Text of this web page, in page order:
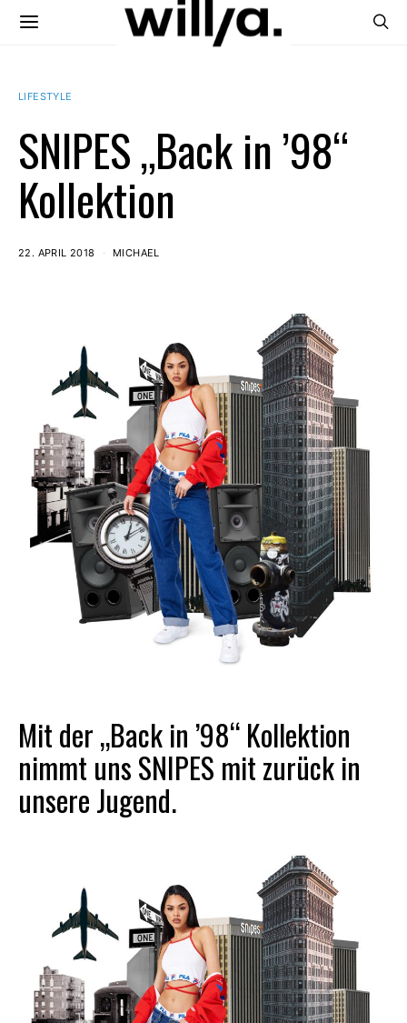
LIFESTYLE
SNIPES „Back in ’98“
Kollektion
22. APRIL 2018 MICHAEL
Mit der „Back in ’98“ Kollektion
nimmt uns SNIPES mit zurück in
unsere Jugend.